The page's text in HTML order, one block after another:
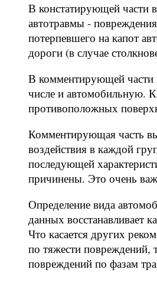
В констатирующей части
автотравмы -
потерпевшего на капот
дороги (в случае
В комментирующей части
числе и автомобильную.
противоположных
Комментирующая часть
воздействия в каждой
последующей
причинены. Это очень
Определение вида
данных восстанавливает
Что касается других
по тяжести повреждений,
повреждений по фазам